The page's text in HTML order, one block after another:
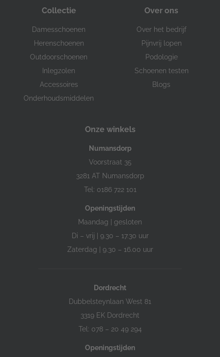
Collectie
Damesschoenen
Herenschoenen
Outdoorschoenen
Inlegzolen
Accessoires
Onderhoudsmiddelen
Over ons
Over het bedrijf
Pijnvrij lopen
Podologie
Schoenen testen
Blogs
Onze winkels
Numansdorp
Voorstraat 35
3281 AT Numansdorp
Tel: 0186 722 101
Openingstijden
Maandag | gesloten
Di – vrij | 9.30 – 17.30 uur
Zaterdag | 9.30 – 16.00 uur
Dordrecht
Dubbelsteynlaan West 81
3319 EK Dordrecht
Tel: 078 – 20 49 294
Openingstijden